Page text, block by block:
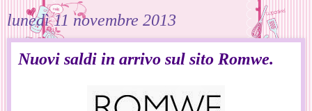
lunedì 11 novembre 2013
Nuovi saldi in arrivo sul sito Romwe.